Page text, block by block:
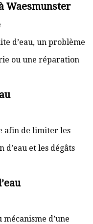
Waesmunster
d’eau, un problème
ou une réparation
afin de limiter les
et les dégâts
d’une